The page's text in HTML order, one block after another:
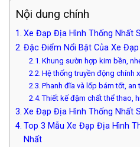
Nội dung chính
Xe Đạp Địa Hình Thống Nhất
Đặc Điểm Nổi Bật Của Xe
Khung sườn hợp kim bền,
Hệ thống truyền động chính
Phanh đĩa và lốp bám tốt, an
Thiết kế đậm chất thể thao,
Xe Đạp Địa Hình Thống Nhất
Top 3 Mẫu Xe Đạp Địa Hình
Nhất